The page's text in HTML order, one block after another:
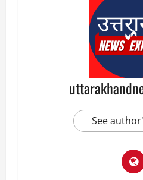
See